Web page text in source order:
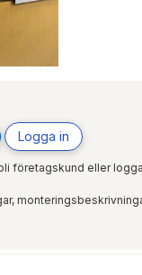
Logga in
företagskund eller